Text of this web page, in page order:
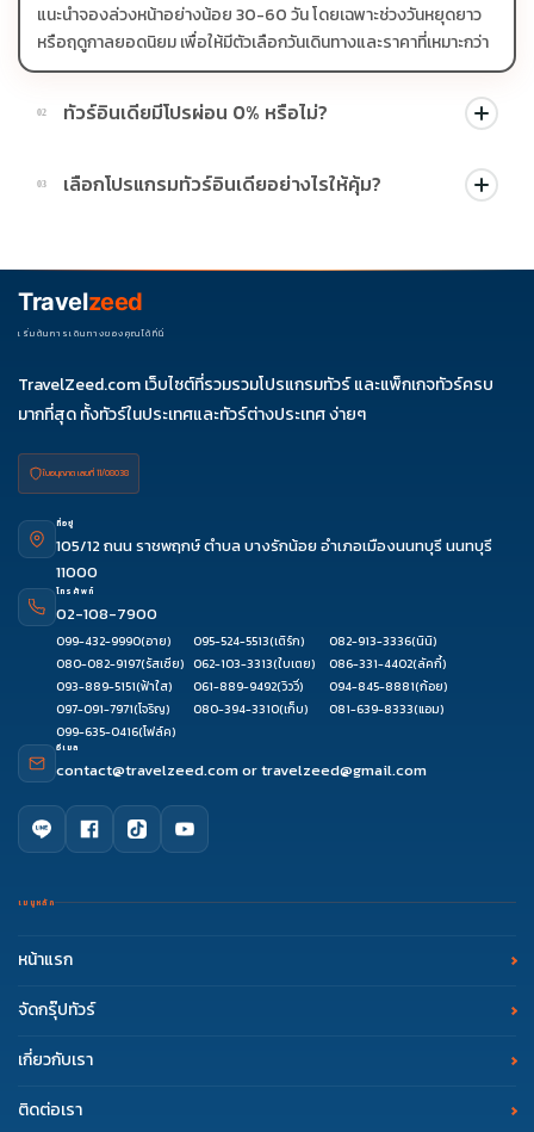
แนะนำจองล่วงหน้าอย่างน้อย 30-60 วัน โดยเฉพาะช่วงวันหยุดยาว
หรือฤดูกาลยอดนิยม เพื่อให้มีตัวเลือกวันเดินทางและราคาที่เหมาะกว่า
02 ทัวร์อินเดียมีโปรผ่อน 0% หรือไม่?
บางโปรแกรมมีโปรผ่อน 0% หรือโปรโมชั่นบัตรเครดิตตามเงื่อนไขที่
บริษัทกำหนด สามารถดูสัญลักษณ์โปรโมชั่นในรายการทัวร์แต่ละ
03 เลือกโปรแกรมทัวร์อินเดียอย่างไรให้คุ้ม?
ช่วงราคา ไม่ควรเทียบจากราคาต่ำสุดเพียงอย่างเดียว
Travelzeed
เริ่มต้นการเดินทางของคุณได้ที่นี่
TravelZeed.com เว็บไซต์ที่รวมรวมโปรแกรมทัวร์ และแพ็กเกจทัวร์ครบ
มากที่สุด ทั้งทัวร์ในประเทศและทัวร์ต่างประเทศ ง่ายๆ
ใบอนุญาต เลขที่ 11/08038
ที่อยู่
105/12 ถนน ราชพฤกษ์ ตำบล บางรักน้อย อำเภอเมืองนนทบุรี นนทบุรี
11000
โทรศัพท์
02-108-7900
099-432-9990(อาย) 095-524-5513(เติร์ก) 082-913-3336(นินิ)
080-082-9197(รัสเซีย) 062-103-3313(ใบเตย) 086-331-4402(ลัคกี้)
093-889-5151(ฟ้าใส) 061-889-9492(วิววี่) 094-845-8881(ก้อย)
097-091-7971(โจริญ) 080-394-3310(เก็บ) 081-639-8333(แอม)
099-635-0416(โฟล์ค)
อีเมล
contact@travelzeed.comortravelzeed@gmail.com
เมนูหลัก
หน้าแรก
จัดกรุ๊ปทัวร์
เกี่ยวกับเรา
ติดต่อเรา